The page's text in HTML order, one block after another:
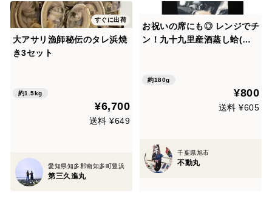
すぐに出荷
大アサリ漁師秘伝のタレ浜焼
き3セット
約1.5kg
¥6,700
送料 ¥649
愛知県知多郡南知多町豊浜
第三久進丸
お祝いの席にも◎ レンジでチ
ン！九十九里産酒蒸し蛤(冷
0g/3個
約180g
¥800
送料 ¥605
千葉県旭市
不動丸